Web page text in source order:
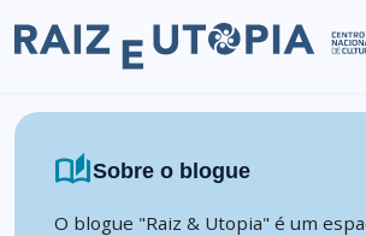
auto_storiesSobre o blogue
O blogue "Raiz & Utopia" é um